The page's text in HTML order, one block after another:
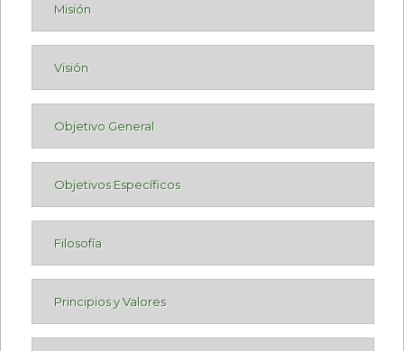
Misión
Visión
Objetivo General
Objetivos Específicos
Filosofía
Principios y Valores